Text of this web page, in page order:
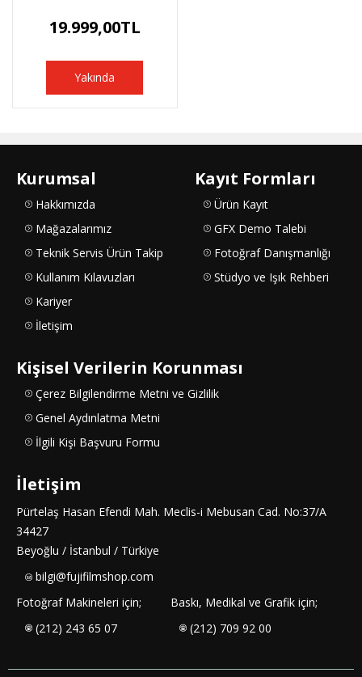
19.999,00TL
Yakında
Kurumsal
Hakkımızda
Mağazalarımız
Teknik Servis Ürün Takip
Kullanım Kılavuzları
Kariyer
İletişim
Kayıt Formları
Ürün Kayıt
GFX Demo Talebi
Fotoğraf Danışmanlığı
Stüdyo ve Işık Rehberi
Kişisel Verilerin Korunması
Çerez Bilgilendirme Metni ve Gizlilik
Genel Aydınlatma Metni
İlgili Kişi Başvuru Formu
İletişim
Pürtelaş Hasan Efendi Mah. Meclis-i Mebusan Cad. No:37/A
34427
Beyoğlu / İstanbul / Türkiye
bilgi@fujifilmshop.com
Fotoğraf Makineleri için;
(212) 243 65 07
Baskı, Medikal ve Grafik için;
(212) 709 92 00